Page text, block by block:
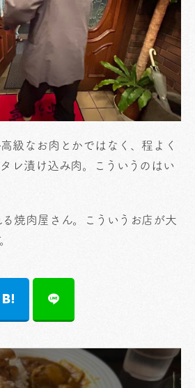
級なお肉とかではなく、程よく
レ漬け込み肉。こういうのはい
焼肉屋さん。こういうお店が大